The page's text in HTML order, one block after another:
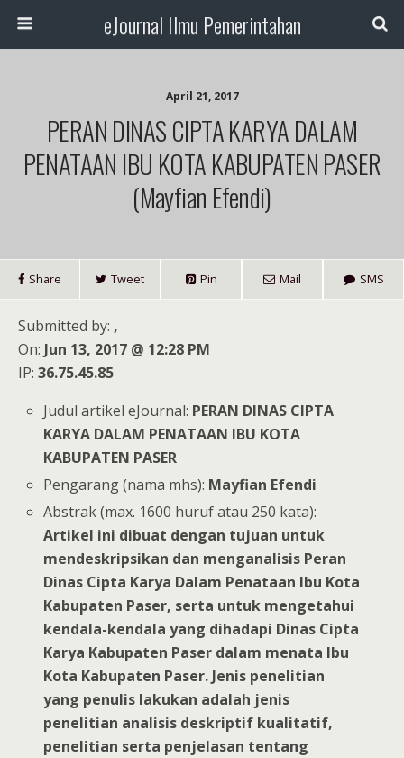
eJournal Ilmu Pemerintahan
April 21, 2017
PERAN DINAS CIPTA KARYA DALAM
PENATAAN IBU KOTA KABUPATEN PASER
(Mayfian Efendi)
Share Tweet Pin Mail SMS
Submitted by: ,
On: Jun 13, 2017 @ 12:28 PM
IP: 36.75.45.85
Judul artikel eJournal: PERAN DINAS CIPTA
KARYA DALAM PENATAAN IBU KOTA
KABUPATEN PASER
Pengarang (nama mhs): Mayfian Efendi
Abstrak (max. 1600 huruf atau 250 kata):
Artikel ini dibuat dengan tujuan untuk
mendeskripsikan dan menganalisis Peran
Dinas Cipta Karya Dalam Penataan Ibu Kota
Kabupaten Paser, serta untuk mengetahui
kendala-kendala yang dihadapi Dinas Cipta
Karya Kabupaten Paser dalam menata Ibu
Kota Kabupaten Paser. Jenis penelitian
yang penulis lakukan adalah jenis
penelitian analisis deskriptif kualitatif,
penelitian serta penjelasan tentang